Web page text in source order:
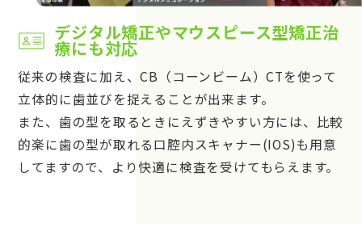
デジタル矯正やマウスピース型矯正治
療にも対応
従来の検査に加え、CB（コーンビーム）CTを使って
立体的に歯並びを捉えることが出来ます。
また、歯の型を取るときにえずきやすい方には、比較
的楽に歯の型が取れる口腔内スキャナー(IOS)も用意
してますので、より快適に検査を受けてもらえます。